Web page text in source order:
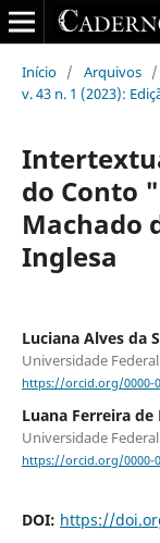
Início / Arquivos /
v. 43 n. 1 (2023):
do Conto
Machado
Inglesa
Luciana Alves da
Universidade
https://orcid.org/0000-
Luana Ferreira de
Universidade
https://orcid.org/0000-
DOI: https://